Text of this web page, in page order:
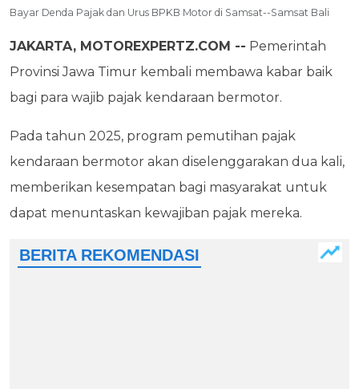
Bayar Denda Pajak dan Urus BPKB Motor di Samsat--Samsat Bali
JAKARTA, MOTOREXPERTZ.COM -- Pemerintah
Provinsi Jawa Timur kembali membawa kabar baik
bagi para wajib pajak kendaraan bermotor.
Pada tahun 2025, program pemutihan pajak
kendaraan bermotor akan diselenggarakan dua kali,
memberikan kesempatan bagi masyarakat untuk
dapat menuntaskan kewajiban pajak mereka.